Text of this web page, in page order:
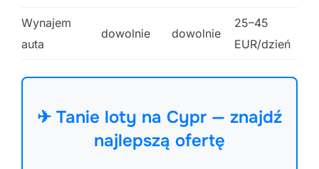
Wynajem
auta
dowolnie dowolnie
25–45
EUR/dzień
✈ Tanie loty na Cypr — znajdź
najlepszą ofertę